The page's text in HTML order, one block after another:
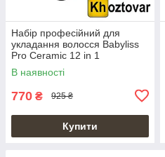
Набір професійний для
укладання волосся Babyliss
Pro Ceramic 12 in 1
В наявності
770 ₴ 925 ₴
Купити